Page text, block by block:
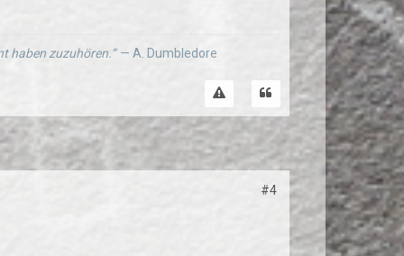
haben zuzuhören.“ — A. Dumbledore
#4